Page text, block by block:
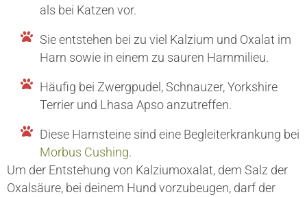
als bei Katzen vor.
Sie entstehen bei zu viel Kalzium und Oxalat im
Harn sowie in einem zu sauren Harnmilieu.
Häufig bei Zwergpudel, Schnauzer, Yorkshire
Terrier und Lhasa Apso anzutreffen.
Diese Harnsteine sind eine Begleiterkrankung bei
Morbus Cushing.
Um der Entstehung von Kalziumoxalat, dem Salz der
Oxalsäure, bei deinem Hund vorzubeugen, darf der